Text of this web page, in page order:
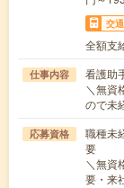
交
全額支
仕事内容
看護助
＼無資
ので未
応募資格
職種未
要
＼無資
要・来